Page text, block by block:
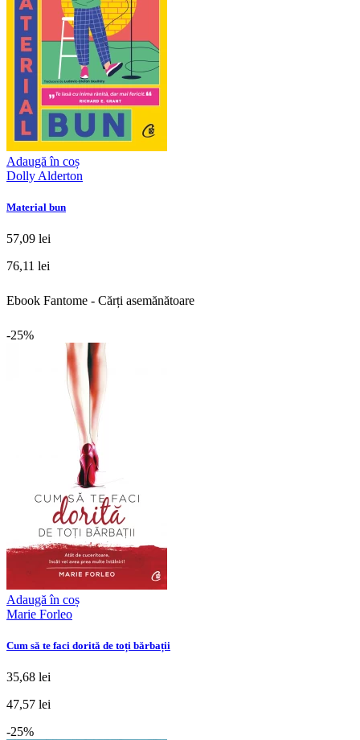
Adaugă în coș
Dolly Alderton
Material bun
57,09 lei
76,11 lei
Ebook Fantome - Cărți asemănătoare
-25%
Adaugă în coș
Marie Forleo
Cum să te faci dorită de toți bărbații
35,68 lei
47,57 lei
-25%